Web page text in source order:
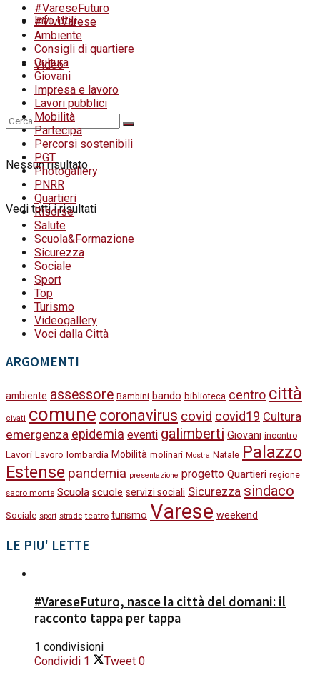
Info Utili
Video
Nessun risultato
Vedi tutti i risultati
#VareseFuturo
#ViviVarese
Ambiente
Consigli di quartiere
Cultura
Giovani
Impresa e lavoro
Lavori pubblici
Mobilità
Partecipa
Percorsi sostenibili
PGT
Photogallery
PNRR
Quartieri
Risorse
Salute
Scuola&Formazione
Sicurezza
Sociale
Sport
Top
Turismo
Videogallery
Voci dalla Città
ARGOMENTI
ambiente assessore Bambini bando biblioteca centro città
civati comune coronavirus covid covid19 Cultura
emergenza epidemia eventi galimberti Giovani incontro
Lavori Lavoro lombardia Mobilità molinari Mostra Natale Palazzo
Estense pandemia presentazione progetto Quartieri regione
sacro monte Scuola scuole servizi sociali Sicurezza sindaco
Sociale sport strade teatro turismo Varese weekend
LE PIU' LETTE
#VareseFuturo, nasce la città del domani: il
racconto tappa per tappa
1 condivisioni
Condividi 1 Tweet 0